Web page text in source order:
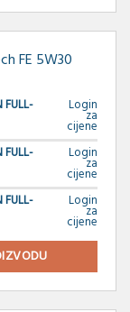
FE 5W30
FULL- Login
za
cijene
FULL-
Login
za
cijene
FULL-
Login
za
cijene